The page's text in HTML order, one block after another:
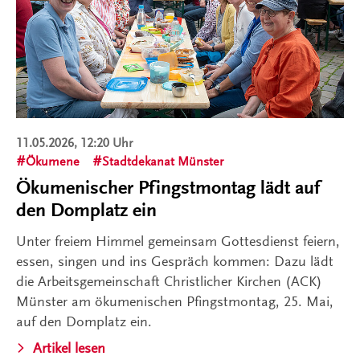
11.05.2026, 12:20 Uhr
Ökumene
Stadtdekanat Münster
Ökumenischer Pfingstmontag lädt auf
den Domplatz ein
Unter freiem Himmel gemeinsam Gottesdienst feiern,
essen, singen und ins Gespräch kommen: Dazu lädt
die Arbeitsgemeinschaft Christlicher Kirchen (ACK)
Münster am ökumenischen Pfingstmontag, 25. Mai,
auf den Domplatz ein.
Artikel lesen